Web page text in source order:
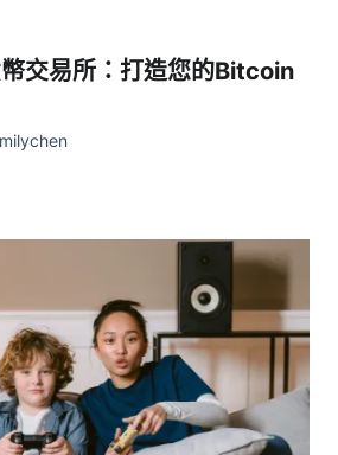
交易所：打造您的Bitcoin